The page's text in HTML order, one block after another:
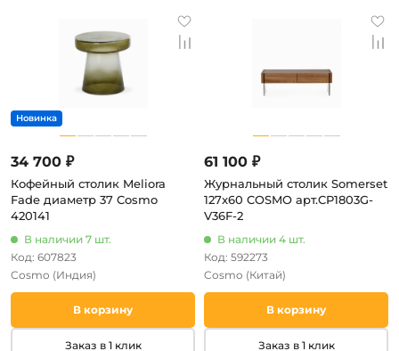
34 700 ₽
Кофейный столик Meliora
Fade диаметр 37 Cosmo
420141
В наличии 7 шт.
Код: 607823
Cosmo (Индия)
В корзину
Заказ в 1 клик
61 100 ₽
Журнальный столик Somerset
127x60 COSMO арт.CP1803G-
V36F-2
В наличии 4 шт.
Код: 592273
Cosmo (Китай)
В корзину
Заказ в 1 клик